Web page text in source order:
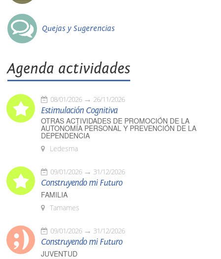
Quejas y Sugerencias
Agenda actividades
08/01/2026 26/11/2026
Estimulación Cognitiva
OTRAS ACTIVIDADES DE PROMOCIÓN DE LA
AUTONOMÍA PERSONAL Y PREVENCIÓN DE LA
DEPENDENCIA
Ledesma
09/01/2026 31/12/2026
Construyendo mi Futuro
FAMILIA
Tamames
09/01/2026 31/12/2026
Construyendo mi Futuro
JUVENTUD